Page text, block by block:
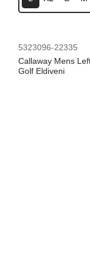
5323096-22335
Callaway Mens
Golf Eldiveni